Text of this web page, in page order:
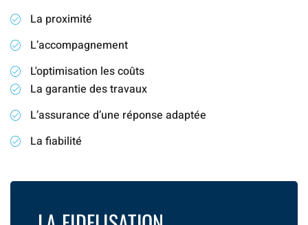
La proximité
L’accompagnement
L'optimisation les coûts
La garantie des travaux
L’assurance d’une réponse adaptée
La fiabilité